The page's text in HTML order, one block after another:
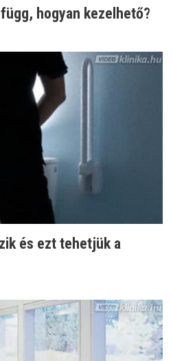
hogyan kezelhető?
és ezt tehetjük a